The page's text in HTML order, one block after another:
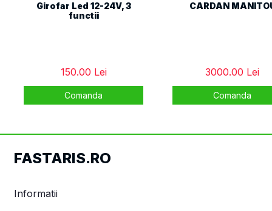
Girofar Led 12-24V, 3
functii
150.00 Lei
Comanda
CARDAN
3000.00 Lei
Comanda
FASTARIS.RO
Informatii